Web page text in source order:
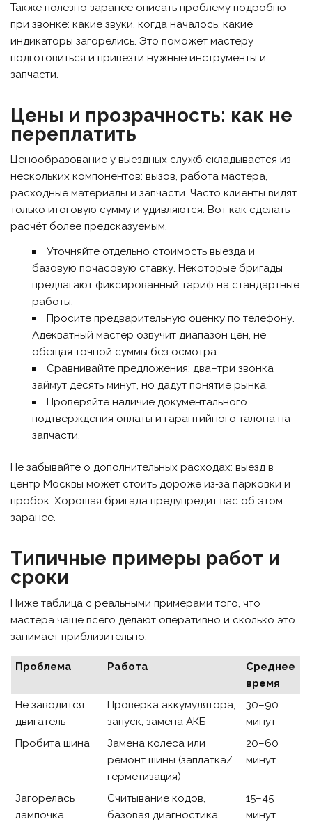
Также полезно заранее описать проблему подробно
при звонке: какие звуки, когда началось, какие
индикаторы загорелись. Это поможет мастеру
подготовиться и привезти нужные инструменты и
запчасти.
Цены и прозрачность: как не
переплатить
Ценообразование у выездных служб складывается из
нескольких компонентов: вызов, работа мастера,
расходные материалы и запчасти. Часто клиенты видят
только итоговую сумму и удивляются. Вот как сделать
расчёт более предсказуемым.
Уточняйте отдельно стоимость выезда и
базовую почасовую ставку. Некоторые бригады
предлагают фиксированный тариф на стандартные
работы.
Просите предварительную оценку по телефону.
Адекватный мастер озвучит диапазон цен, не
обещая точной суммы без осмотра.
Сравнивайте предложения: два–три звонка
займут десять минут, но дадут понятие рынка.
Проверяйте наличие документального
подтверждения оплаты и гарантийного талона на
запчасти.
Не забывайте о дополнительных расходах: выезд в
центр Москвы может стоить дороже из‑за парковки и
пробок. Хорошая бригада предупредит вас об этом
заранее.
Типичные примеры работ и
сроки
Ниже таблица с реальными примерами того, что
мастера чаще всего делают оперативно и сколько это
занимает приблизительно.
Проблема Работа
Среднее
время
Не заводится
двигатель
Проверка аккумулятора,
запуск, замена АКБ
30–90
минут
Пробита шина
Замена колеса или
ремонт шины (заплатка/
герметизация)
20–60
минут
Загорелась
лампочка
Считывание кодов,
базовая диагностика
15–45
минут